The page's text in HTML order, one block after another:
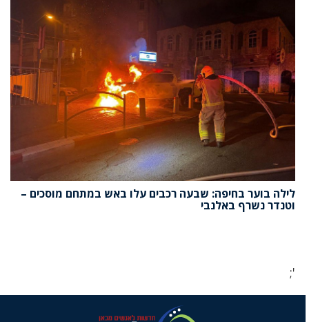
לילה בוער בחיפה: שבעה רכבים עלו באש במתחם מוסכים –
וטנדר נשרף באלנבי
';